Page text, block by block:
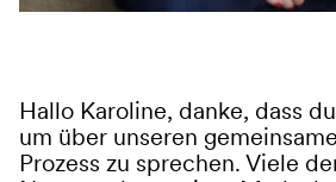
Hallo Karoline, danke, dass
um über unseren
Prozess zu sprechen. Viele